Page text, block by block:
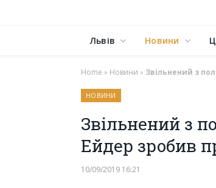
Львів Новини
Home » Новини » Звільнений з
НОВИНИ
Звільнений з
Ейдер зробив
10/09/2019 16:21